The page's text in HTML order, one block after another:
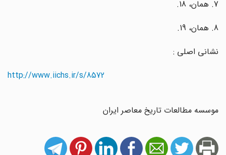
نشانی اصلی :
http://www.iichs.ir/s/8572
موسسه مطالعات تاریخ معاصر ایران